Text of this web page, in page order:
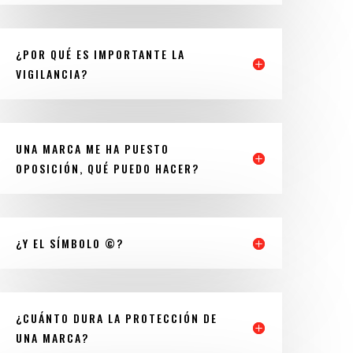
¿POR QUÉ ES IMPORTANTE LA
VIGILANCIA?
UNA MARCA ME HA PUESTO
OPOSICIÓN, QUÉ PUEDO HACER?
¿Y EL SÍMBOLO ©?
¿CUÁNTO DURA LA PROTECCIÓN DE
UNA MARCA?